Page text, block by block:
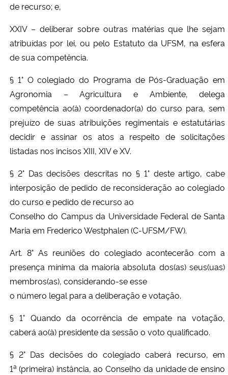
de recurso; e,
XXIV – deliberar sobre outras matérias que lhe sejam
atribuídas por lei, ou pelo Estatuto da UFSM, na esfera
de sua competência.
§ 1° O colegiado do Programa de Pós-Graduação em
Agronomia – Agricultura e Ambiente, delega
competência ao(à) coordenador(a) do curso para, sem
prejuízo de suas atribuições regimentais e estatutárias
decidir e assinar os atos a respeito de solicitações
listadas nos incisos XIII, XIV e XV.
§ 2° Das decisões descritas no § 1° deste artigo, cabe
interposição de pedido de reconsideração ao colegiado
do curso e pedido de recurso ao
Conselho do Campus da Universidade Federal de Santa
Maria em Frederico Westphalen(C-UFSM/FW).
Art. 8° As reuniões do colegiado acontecerão com a
presença mínima da maioria absoluta dos(as) seus(uas)
membros(as), considerando-se esse
o número legal para a deliberação e votação.
§ 1° Quando da ocorrência de empate na votação,
caberá ao(à) presidente da sessão o voto qualificado.
§ 2° Das decisões do colegiado caberá recurso, em
1a (primeira) instância, ao Conselho da unidade de ensino